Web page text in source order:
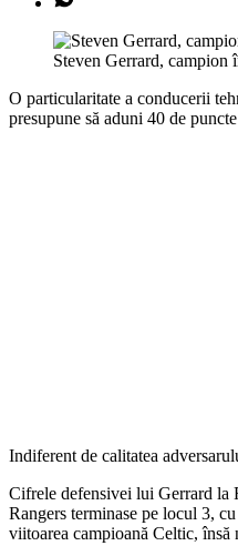
Steven Gerrard, campion
O particularitate a conducerii
presupune să aduni 40 de
Indiferent de calitatea
Cifrele defensivei lui Gerrard la
Rangers terminase pe locul 3,
viitoarea campioană Celtic,